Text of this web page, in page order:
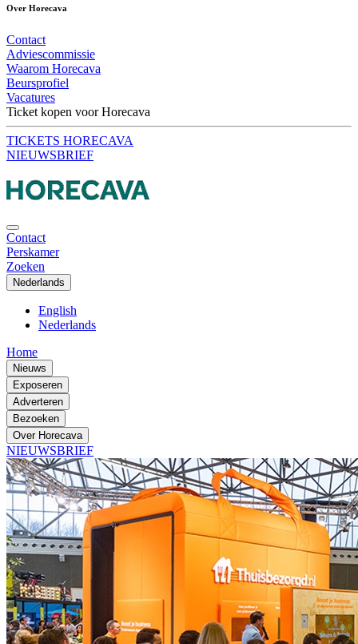
Over Horecava
Contact
Adviescommissie
Waarom Horecava
Beursprofiel
Vacatures
Ticket kopen voor Horecava
TICKETS HORECAVA
NIEUWSBRIEF
Contact
Perskamer
Zoeken
Nederlands
English
Nederlands
Home
Nieuws
Exposeren
Adverteren
Bezoeken
Over Horecava
NIEUWSBRIEF